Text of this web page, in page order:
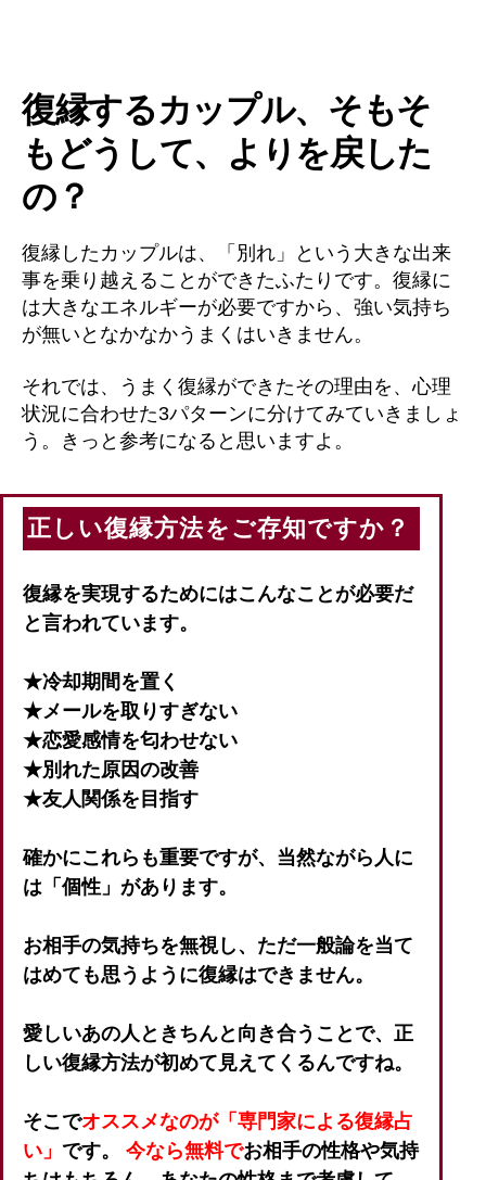
復縁するカップル、そもそ
もどうして、よりを戻した
の？
復縁したカップルは、「別れ」という大きな出来
事を乗り越えることができたふたりです。復縁に
は大きなエネルギーが必要ですから、強い気持ち
が無いとなかなかうまくはいきません。
それでは、うまく復縁ができたその理由を、心理
状況に合わせた3パターンに分けてみていきましょ
う。きっと参考になると思いますよ。
正しい復縁方法をご存知ですか？
復縁を実現するためにはこんなことが必要だ
と言われています。
★冷却期間を置く
★メールを取りすぎない
★恋愛感情を匂わせない
★別れた原因の改善
★友人関係を目指す
確かにこれらも重要ですが、当然ながら人に
は「個性」があります。
お相手の気持ちを無視し、ただ一般論を当て
はめても思うように復縁はできません。
愛しいあの人ときちんと向き合うことで、正
しい復縁方法が初めて見えてくるんですね。
そこでオススメなのが「専門家による復縁占
い」 です。 今なら無料でお相手の性格や気持